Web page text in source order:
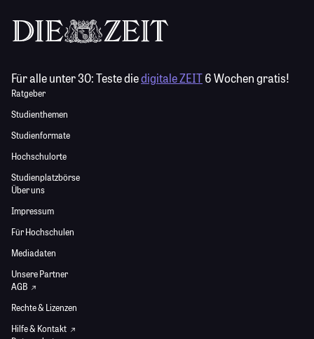
Für alle unter 30:Teste diedigitale ZEIT6 Wochen gratis!
Ratgeber
Studienthemen
Studienformate
Hochschulorte
Studienplatzbörse
Über uns
Impressum
Für Hochschulen
Mediadaten
Unsere Partner
AGB
Rechte & Lizenzen
Hilfe & Kontakt